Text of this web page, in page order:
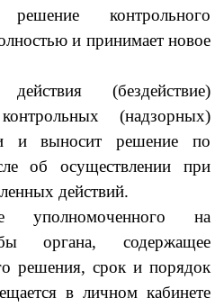
контрольного
и принимает новое
(бездействие)
(надзорных)
и выносит решение по
об осуществлении при
действий.
уполномоченного на
органа, содержащее
решения, срок и порядок
в личном кабинете